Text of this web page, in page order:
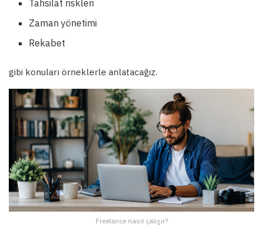
Tahsilat riskleri
Zaman yönetimi
Rekabet
gibi konuları örneklerle anlatacağız.
Freelance nasıl çalışır?